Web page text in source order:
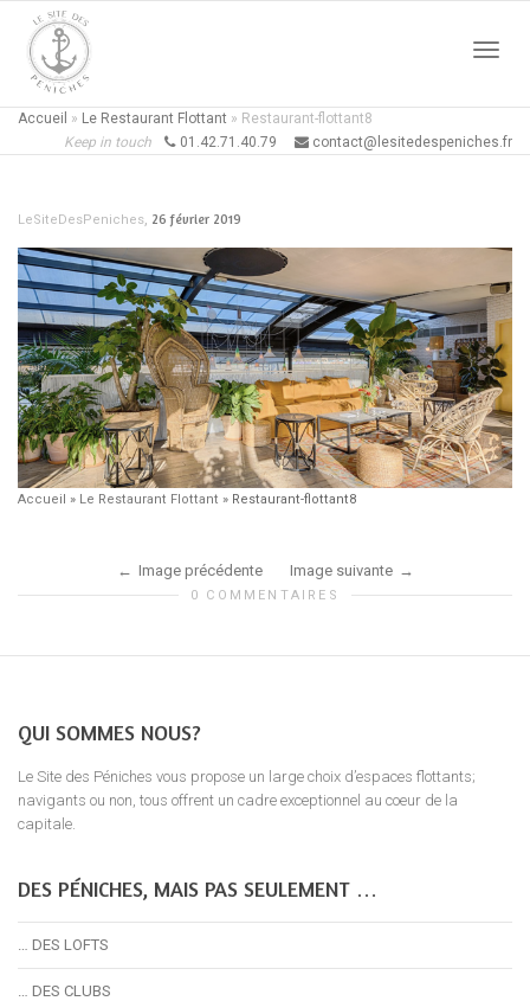
Accueil » Le Restaurant Flottant » Restaurant-flottant8
Keep in touch
01.42.71.40.79 contact@lesitedespeniches.fr
LeSiteDesPeniches, 26 février 2019
Accueil » Le Restaurant Flottant » Restaurant-flottant8
Image précédente Image suivante
0 COMMENTAIRES
QUI SOMMES NOUS?
Le Site des Péniches vous propose un large choix d’espaces flottants;
navigants ou non, tous offrent un cadre exceptionnel au coeur de la
capitale.
DES PÉNICHES, MAIS PAS SEULEMENT …
… DES LOFTS
… DES CLUBS